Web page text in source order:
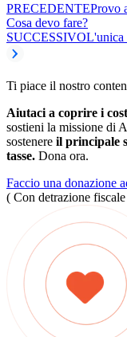
PRECEDENTEProvo
Cosa devo fare?
SUCCESSIVOL'unica
Ti piace il nostro
Aiutaci a coprire i
sostieni la missione di
sostenere il principale
tasse. Dona ora.
Faccio una donazione
( Con detrazione